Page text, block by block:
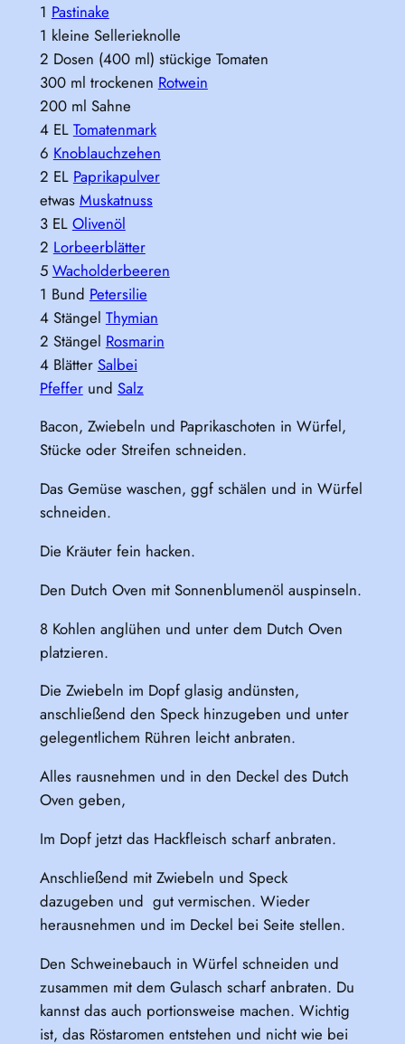
1 Pastinake
1 kleine Sellerieknolle
2 Dosen (400 ml) stückige Tomaten
300 ml trockenen Rotwein
200 ml Sahne
4 EL Tomatenmark
6 Knoblauchzehen
2 EL Paprikapulver
etwas Muskatnuss
3 EL Olivenöl
2 Lorbeerblätter
5 Wacholderbeeren
1 Bund Petersilie
4 Stängel Thymian
2 Stängel Rosmarin
4 Blätter Salbei
Pfefferund Salz
Bacon, Zwiebeln und Paprikaschoten in Würfel,
Stücke oder Streifen schneiden.
Das Gemüse waschen, ggf schälen und in Würfel
schneiden.
Die Kräuter fein hacken.
Den Dutch Oven mit Sonnenblumenöl auspinseln.
8 Kohlen anglühen und unter dem Dutch Oven
platzieren.
Die Zwiebeln im Dopf glasig andünsten,
anschließend den Speck hinzugeben und unter
gelegentlichem Rühren leicht anbraten.
Alles rausnehmen und in den Deckel des Dutch
Oven geben,
Im Dopf jetzt das Hackfleisch scharf anbraten.
Anschließend mit Zwiebeln und Speck
dazugeben und gut vermischen. Wieder
herausnehmen und im Deckel bei Seite stellen.
Den Schweinebauch in Würfel schneiden und
zusammen mit dem Gulasch scharf anbraten. Du
kannst das auch portionsweise machen. Wichtig
ist, das Röstaromen entstehen und nicht wie bei